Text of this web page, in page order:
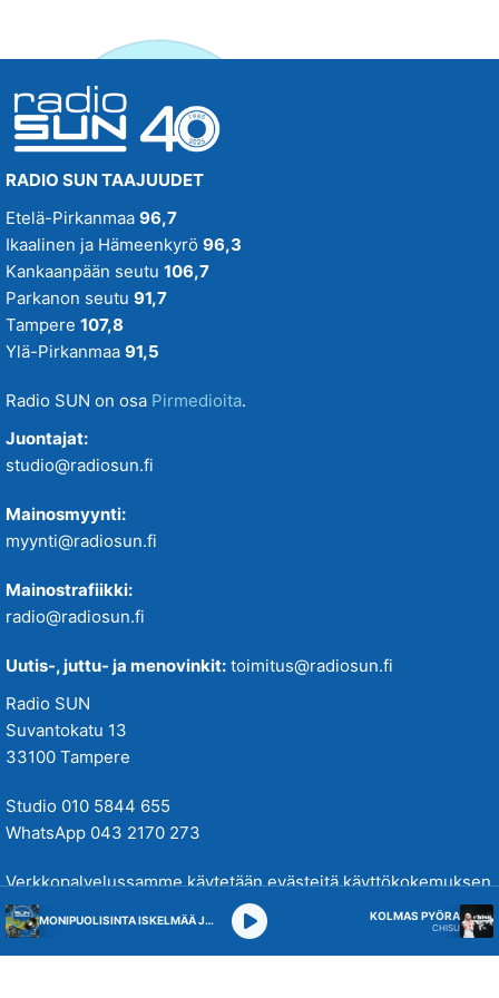
RADIO SUN TAAJUUDET
Etelä-Pirkanmaa 96,7
Ikaalinen ja Hämeenkyrö 96,3
Kankaanpään seutu 106,7
Parkanon seutu 91,7
Tampere 107,8
Ylä-Pirkanmaa 91,5
Radio SUN on osa Pirmedioita.
Juontajat:
studio@radiosun.fi
Mainosmyynti:
myynti@radiosun.fi
Mainostrafiikki:
radio@radiosun.fi
Uutis-, juttu- ja menovinkit: toimitus@radiosun.fi
Radio SUN
Suvantokatu 13
33100 Tampere
Studio 010 5844 655
WhatsApp 043 2170 273
Verkkopalvelussamme käytetään evästeitä käyttökokemuksen
parantamiseksi. Tutustu tietosuojakäytäntöihimmetäällä.
MONIPUOLISINTA ISKELMÄÄ JA PARASTA POPPIA KOLMAS PYÖRA
CHISU